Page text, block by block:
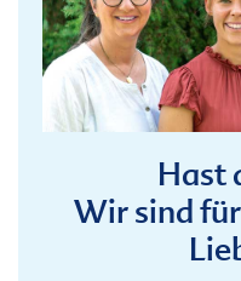
Hast
Wir sind